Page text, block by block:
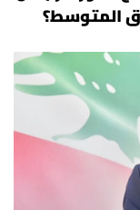
المتوسط؟